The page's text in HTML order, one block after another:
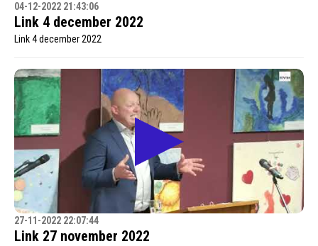
04-12-2022 21:43:06
Link 4 december 2022
Link 4 december 2022
27-11-2022 22:07:44
Link 27 november 2022